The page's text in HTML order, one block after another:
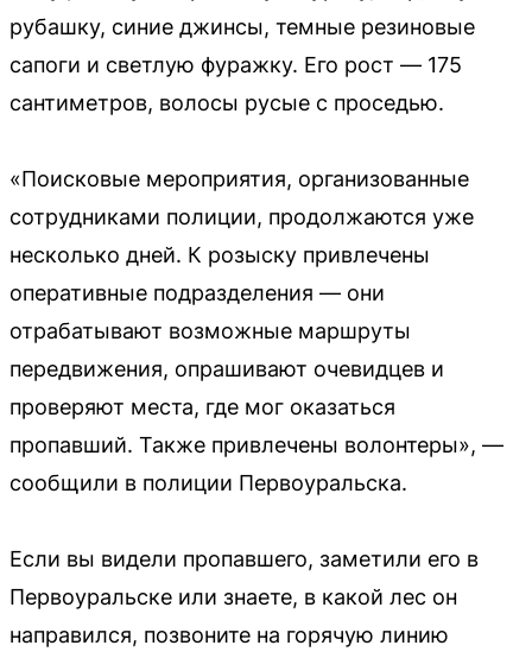
рубашку, синие джинсы, темные резиновые
сапоги и светлую фуражку. Его рост — 175
сантиметров, волосы русые с проседью.
«Поисковые мероприятия, организованные
сотрудниками полиции, продолжаются уже
несколько дней. К розыску привлечены
оперативные подразделения — они
отрабатывают возможные маршруты
передвижения, опрашивают очевидцев и
проверяют места, где мог оказаться
пропавший. Также привлечены волонтеры», —
сообщили в полиции Первоуральска.
Если вы видели пропавшего, заметили его в
Первоуральске или знаете, в какой лес он
направился, позвоните на горячую линию